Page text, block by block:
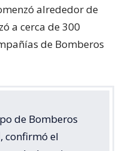
alrededor de
a cerca de 300
de Bomberos
de Bomberos
, confirmó el